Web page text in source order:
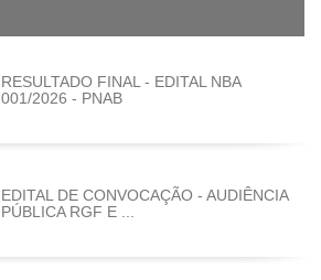
RESULTADO FINAL - EDITAL NBA
001/2026 - PNAB
EDITAL DE CONVOCAÇÃO - AUDIÊNCIA
PÚBLICA RGF E ...